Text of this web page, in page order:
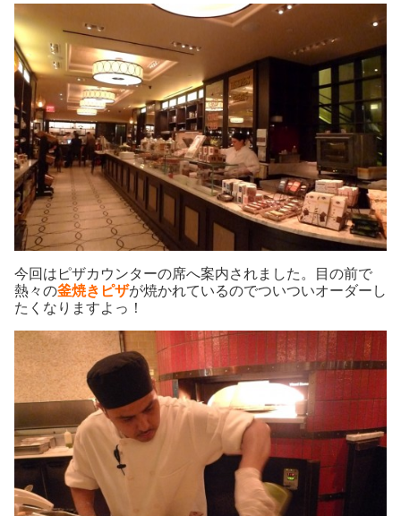
今回はピザカウンターの席へ案内されました。目の前で
熱々の釜焼きピザが焼かれているのでついついオーダーし
たくなりますよっ！